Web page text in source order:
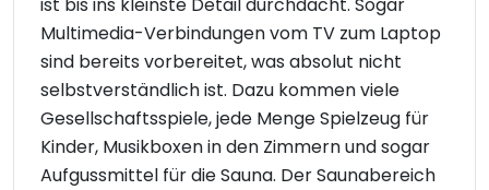
ist bis ins kleinste Detail durchdacht. Sogar
Multimedia-Verbindungen vom TV zum Laptop
sind bereits vorbereitet, was absolut nicht
selbstverständlich ist. Dazu kommen viele
Gesellschaftsspiele, jede Menge Spielzeug für
Kinder, Musikboxen in den Zimmern und sogar
Aufgussmittel für die Sauna. Der Saunabereich